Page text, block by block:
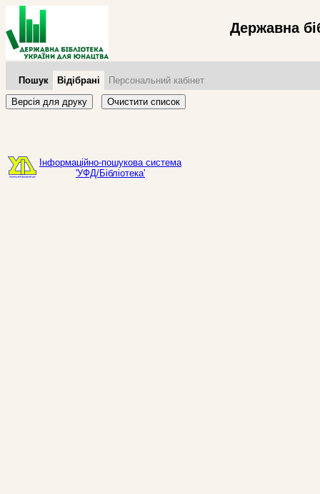
Державна
Пошук Відібрані
Персональний кабінет
Версія для друку
Очистити список
Інформаційно-пошукова система
'УФД/Бібліотека'